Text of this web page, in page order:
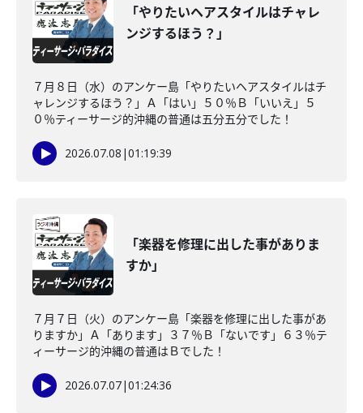
「やりたいヘアスタイルはチャレ
ンジするほう？」
７月８日（水）のアンケー島「やりたいヘアスタイルはチ
ャレンジするほう？」Ａ「はい」５０％Ｂ「いいえ」５
０％ティーサージ的沖縄の普通は五分五分でした！
2026.07.08 |01:19:39
「楽器を修理に出した事がありま
すか」
７月７日（火）のアンケー島「楽器を修理に出した事があ
りますか」Ａ「あります」３７％Ｂ「ないです」６３％テ
ィーサージ的沖縄の普通はＢでした！
2026.07.07|01:24:36